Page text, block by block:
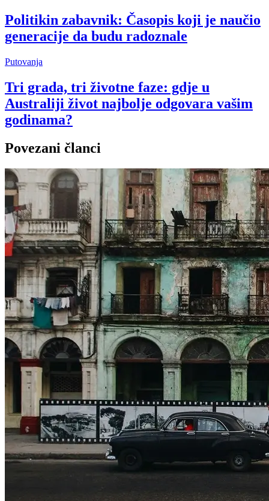
Politikin zabavnik: Časopis koji je naučio
generacije da budu radoznale
Putovanja
Tri grada, tri životne faze: gdje u
Australiji život najbolje odgovara vašim
godinama?
Povezani članci